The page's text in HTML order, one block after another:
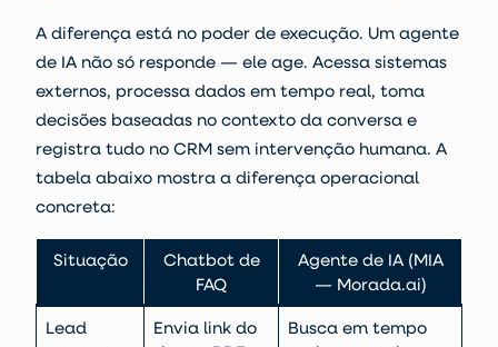
A diferença está no poder de execução. Um agente
de IA não só responde — ele age. Acessa sistemas
externos, processa dados em tempo real, toma
decisões baseadas no contexto da conversa e
registra tudo no CRM sem intervenção humana. A
tabela abaixo mostra a diferença operacional
concreta:
Situação
Chatbot de
FAQ
Agente de IA (MIA
— Morada.ai)
Lead
Envia link do
Busca em tempo